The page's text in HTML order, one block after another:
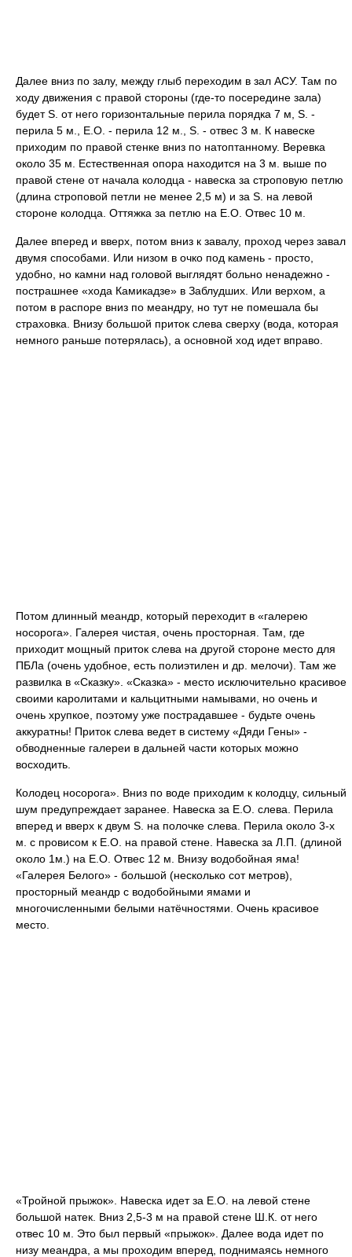
Далее вниз по залу, между глыб переходим в зал АСУ. Там по
ходу движения с правой стороны (где-то посередине зала)
будет S. от него горизонтальные перила порядка 7 м, S. -
перила 5 м., Е.О. - перила 12 м., S. - отвес 3 м. К навеске
приходим по правой стенке вниз по натоптанному. Веревка
около 35 м. Естественная опора находится на 3 м. выше по
правой стене от начала колодца - навеска за строповую петлю
(длина строповой петли не менее 2,5 м) и за S. на левой
стороне колодца. Оттяжка за петлю на Е.О. Отвес 10 м.
Далее вперед и вверх, потом вниз к завалу, проход через завал
двумя способами. Или низом в очко под камень - просто,
удобно, но камни над головой выглядят больно ненадежно -
пострашнее «хода Камикадзе» в Заблудших. Или верхом, а
потом в распоре вниз по меандру, но тут не помешала бы
страховка. Внизу большой приток слева сверху (вода, которая
немного раньше потерялась), а основной ход идет вправо.
Потом длинный меандр, который переходит в «галерею
носорога». Галерея чистая, очень просторная. Там, где
приходит мощный приток слева на другой стороне место для
ПБЛа (очень удобное, есть полиэтилен и др. мелочи). Там же
развилка в «Сказку». «Сказка» - место исключительно красивое
своими каролитами и кальцитными намывами, но очень и
очень хрупкое, поэтому уже пострадавшее - будьте очень
аккуратны! Приток слева ведет в систему «Дяди Гены» -
обводненные галереи в дальней части которых можно
восходить.
Колодец носорога». Вниз по воде приходим к колодцу, сильный
шум предупреждает заранее. Навеска за Е.О. слева. Перила
вперед и вверх к двум S. на полочке слева. Перила около 3-х
м. с провисом к Е.О. на правой стене. Навеска за Л.П. (длиной
около 1м.) на Е.О. Отвес 12 м. Внизу водобойная яма!
«Галерея Белого» - большой (несколько сот метров),
просторный меандр с водобойными ямами и
многочисленными белыми натёчностями. Очень красивое
место.
«Тройной прыжок». Навеска идет за Е.О. на левой стене
большой натек. Вниз 2,5-3 м на правой стене Ш.К. от него
отвес 10 м. Это был первый «прыжок». Далее вода идет по
низу меандра, а мы проходим вперед, поднимаясь немного